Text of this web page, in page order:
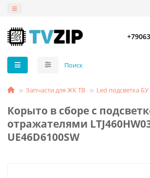
Запчасти для ЖК ТВ Led подсветка БУ
Корыто в сборе с
отражателями
UE46D6100SW